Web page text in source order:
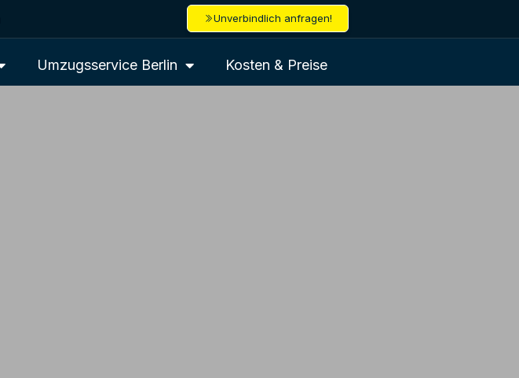
Unverbindlich anfragen!
Umzugsservice Berlin Kosten & Preise